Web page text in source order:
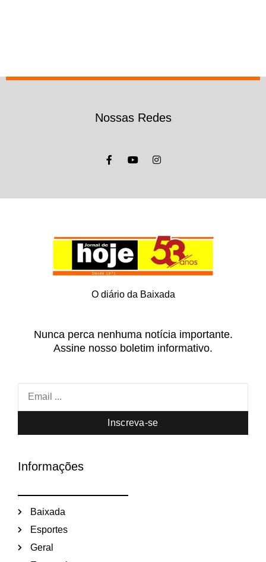
Nossas Redes
O diário da Baixada
Nunca perca nenhuma notícia importante.
Assine nosso boletim informativo.
Inscreva-se
Informações
Baixada
Esportes
Geral